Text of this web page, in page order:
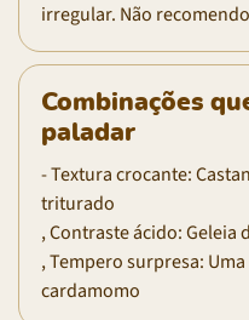
irregular. Não
Combinações
paladar
- Textura crocante:
triturado
, Contraste ácido: Geleia
, Tempero surpresa:
cardamomo